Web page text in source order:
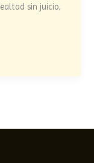
sin juicio,